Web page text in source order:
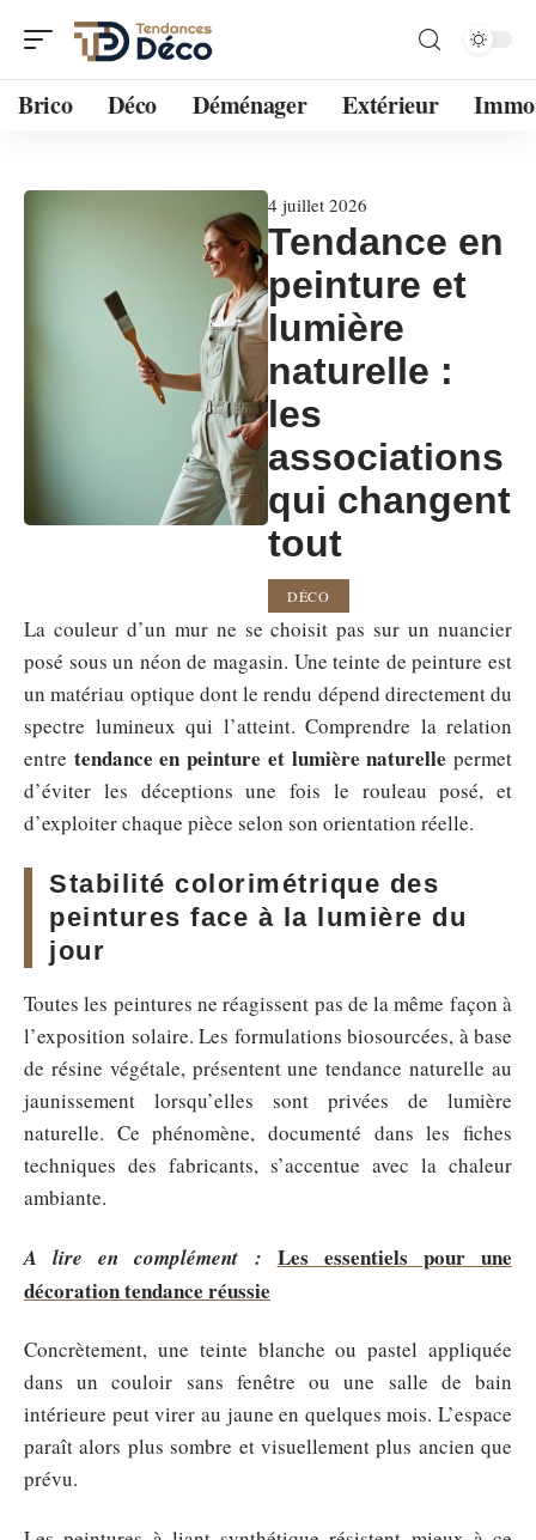
Brico Déco Déménager Extérieur Immo
4 juillet 2026
Tendance en
peinture et
lumière
naturelle :
les
associations
qui changent
tout
DÉCO
La couleur d’un mur ne se choisit pas sur un nuancier
posé sous un néon de magasin. Une teinte de peinture est
un matériau optique dont le rendu dépend directement du
spectre lumineux qui l’atteint. Comprendre la relation
entre tendance en peinture et lumière naturelle permet
d’éviter les déceptions une fois le rouleau posé, et
d’exploiter chaque pièce selon son orientation réelle.
Stabilité colorimétrique des
peintures face à la lumière du
jour
Toutes les peintures ne réagissent pas de la même façon à
l’exposition solaire. Les formulations biosourcées, à base
de résine végétale, présentent une tendance naturelle au
jaunissement lorsqu’elles sont privées de lumière
naturelle. Ce phénomène, documenté dans les fiches
techniques des fabricants, s’accentue avec la chaleur
ambiante.
A lire en complément : Les essentiels pour une
décoration tendance réussie
Concrètement, une teinte blanche ou pastel appliquée
dans un couloir sans fenêtre ou une salle de bain
intérieure peut virer au jaune en quelques mois. L’espace
paraît alors plus sombre et visuellement plus ancien que
prévu.